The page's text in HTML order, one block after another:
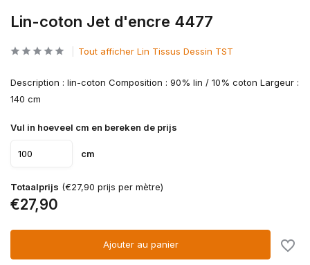
Lin-coton Jet d'encre 4477
Tout afficher Lin Tissus Dessin TST
Description : lin-coton Composition : 90% lin / 10% coton Largeur :
140 cm
Vul in hoeveel cm en bereken de prijs
cm
Totaalprijs (€27,90 prijs per mètre)
€27,90
Ajouter au panier